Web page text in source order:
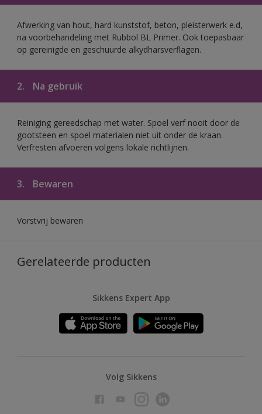
Afwerking van hout, hard kunststof, beton, pleisterwerk e.d,
na voorbehandeling met Rubbol BL Primer. Ook toepasbaar
op gereinigde en geschuurde alkydharsverflagen.
2. Na gebruik
Reiniging gereedschap met water. Spoel verf nooit door de
gootsteen en spoel materialen niet uit onder de kraan.
Verfresten afvoeren volgens lokale richtlijnen.
3. Bewaren
Vorstvrij bewaren
Gerelateerde producten
Sikkens Expert App
Volg Sikkens